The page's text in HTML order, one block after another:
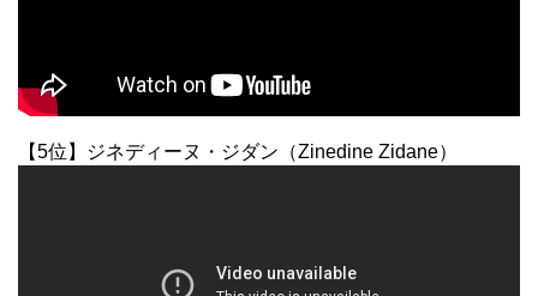
【5位】ジネディーヌ・ジダン（Zinedine Zidane）